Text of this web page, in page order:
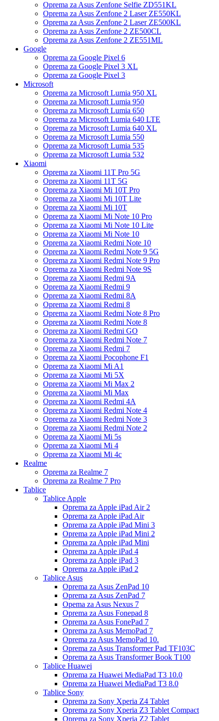
Oprema za Asus Zenfone Selfie ZD551KL
Oprema za Asus Zenfone 2 Laser ZE550KL
Oprema za Asus Zenfone 2 Laser ZE500KL
Oprema za Asus Zenfone 2 ZE500CL
Oprema za Asus Zenfone 2 ZE551ML
Google
Oprema za Google Pixel 6
Oprema za Google Pixel 3 XL
Oprema za Google Pixel 3
Microsoft
Oprema za Microsoft Lumia 950 XL
Oprema za Microsoft Lumia 950
Oprema za Microsoft Lumia 650
Oprema za Microsoft Lumia 640 LTE
Oprema za Microsoft Lumia 640 XL
Oprema za Microsoft Lumia 550
Oprema za Microsoft Lumia 535
Oprema za Microsoft Lumia 532
Xiaomi
Oprema za Xiaomi 11T Pro 5G
Oprema za Xiaomi 11T 5G
Oprema za Xiaomi Mi 10T Pro
Oprema za Xiaomi Mi 10T Lite
Oprema za Xiaomi Mi 10T
Oprema za Xiaomi Mi Note 10 Pro
Oprema za Xiaomi Mi Note 10 Lite
Oprema za Xiaomi Mi Note 10
Oprema za Xiaomi Redmi Note 10
Oprema za Xiaomi Redmi Note 9 5G
Oprema za Xiaomi Redmi Note 9 Pro
Oprema za Xiaomi Redmi Note 9S
Oprema za Xiaomi Redmi 9A
Oprema za Xiaomi Redmi 9
Oprema za Xiaomi Redmi 8A
Oprema za Xiaomi Redmi 8
Oprema za Xiaomi Redmi Note 8 Pro
Oprema za Xiaomi Redmi Note 8
Oprema za Xiaomi Redmi GO
Oprema za Xiaomi Redmi Note 7
Oprema za Xiaomi Redmi 7
Oprema za Xiaomi Pocophone F1
Oprema za Xiaomi Mi A1
Oprema za Xiaomi Mi 5X
Oprema za Xiaomi Mi Max 2
Oprema za Xiaomi Mi Max
Oprema za Xiaomi Redmi 4A
Oprema za Xiaomi Redmi Note 4
Oprema za Xiaomi Redmi Note 3
Oprema za Xiaomi Redmi Note 2
Oprema za Xiaomi Mi 5s
Oprema za Xiaomi Mi 4
Oprema za Xiaomi Mi 4c
Realme
Oprema za Realme 7
Oprema za Realme 7 Pro
Tablice
Tablice Apple
Oprema za Apple iPad Air 2
Oprema za Apple iPad Air
Oprema za Apple iPad Mini 3
Oprema za Apple iPad Mini 2
Oprema za Apple iPad Mini
Oprema za Apple iPad 4
Oprema za Apple iPad 3
Oprema za Apple iPad 2
Tablice Asus
Oprema za Asus ZenPad 10
Oprema za Asus ZenPad 7
Opema za Asus Nexus 7
Oprema za Asus Fonepad 8
Oprema za Asus FonePad 7
Oprema za Asus MemoPad 7
Oprema za Asus MemoPad 10.
Oprema za Asus Transformer Pad TF103C
Oprema za Asus Transformer Book T100
Tablice Huawei
Oprema za Huawei MediaPad T3 10.0
Oprema za Huawei MediaPad T3 8.0
Tablice Sony
Oprema za Sony Xperia Z4 Tablet
Oprema za Sony Xperia Z3 Tablet Compact
Oprema za Sony Xperia Z2 Tablet